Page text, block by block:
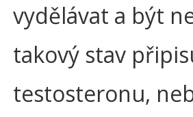
vydělávat a být
takový stav
testosteronu,